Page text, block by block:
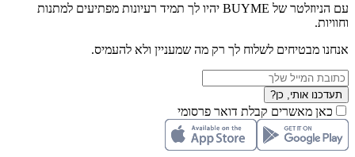
עם הניוזלטר של BUYME יהיו לך תמיד רעיונות מפתיעים למתנות
וחוויות.
אנחנו מבטיחים לשלוח לך רק מה שמעניין ולא להעמיס.
תעדכנו אותי, כן?
כאן מאשרים קבלת דואר פרסומי